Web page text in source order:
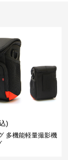
)
多機能軽量撮影機